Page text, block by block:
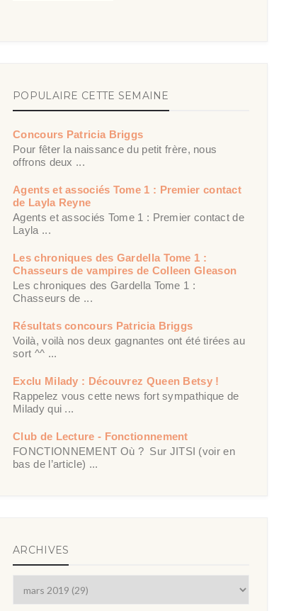
POPULAIRE CETTE SEMAINE
Concours Patricia Briggs
Pour fêter la naissance du petit frère, nous
offrons deux ...
Agents et associés Tome 1 : Premier contact
de Layla Reyne
Agents et associés Tome 1 : Premier contact de
Layla ...
Les chroniques des Gardella Tome 1 :
Chasseurs de vampires de Colleen Gleason
Les chroniques des Gardella Tome 1 :
Chasseurs de ...
Résultats concours Patricia Briggs
Voilà, voilà nos deux gagnantes ont été tirées au
sort ^^ ...
Exclu Milady : Découvrez Queen Betsy !
Rappelez vous cette news fort sympathique de
Milady qui ...
Club de Lecture - Fonctionnement
FONCTIONNEMENT Où ? Sur JITSI (voir en
bas de l’article) ...
ARCHIVES